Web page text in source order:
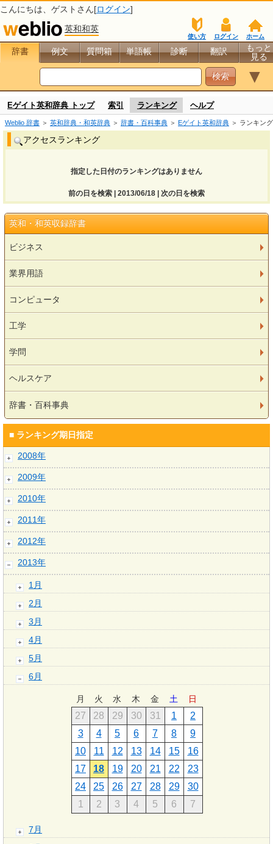
こんにちは、 ゲスト さん[ログイン]
英和和英
ホーム
ログイン
使い方
辞書 例文 質問箱 単語帳 診断 翻訳
もっと
見る
▼
Eゲイト英和辞典 トップ 索引 ランキング ヘルプ
Weblio 辞書 ＞ 英和辞典・和英辞典 ＞ 辞書・百科事典 ＞ Eゲイト英和辞典 ＞ ランキング
アクセスランキング
指定した日付のランキングはありません
前の日を検索 | 2013/06/18 | 次の日を検索
英和・和英収録辞書
ビジネス
業界用語
コンピュータ
工学
学問
ヘルスケア
辞書・百科事典
■ ランキング期日指定
2008年
2009年
2010年
2011年
2012年
2013年
1月
2月
3月
4月
5月
6月
月 火 水 木 金 土 日
27 28 29 30 31 1
2
3
4 5 6 7 8
9
10
11 12 13 14 15
16
17
18 19 20 21 22
23
24
25 26 27 28 29
30
1
2 3 4 5 6 7
7月